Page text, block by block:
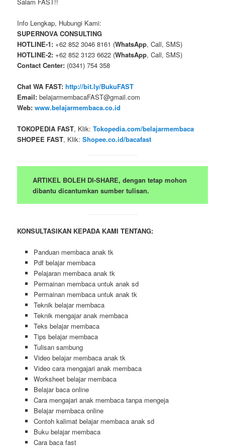
Info Lengkap, Hubungi Kami:
SUPERNOVA CONSULTING
HOTLINE-1: +62 852 3046 8161 (WhatsApp, Call, SMS)
HOTLINE-2: +62 852 3123 6622 (WhatsApp, Call, SMS)
Contact Center: (0341) 754 358
Chat WA FAST: http://bit.ly/BukuFAST
Email: belajarmembacaFAST@gmail.com
Web: www.belajarmembaca.co.id
TOKOPEDIA FAST, Klik:Tokopedia.com/belajarmembaca
SHOPEE FAST, Klik:Shopee.co.id/bacafast
ARTIKEL BOLEH DI-SHARE, dengan tetap mohon
dibantu dicantumkan sumber tulisan.
KONSULTASIKAN KEPADA KAMI TENTANG:
Panduan membaca anak tk
Pdf belajar membaca
Pelajaran membaca anak tk
Permainan membaca untuk anak sd
Permainan membaca untuk anak tk
Teknik belajar membaca
Teknik mengajar anak membaca
Teks belajar membaca
Tips belajar membaca
Tulisan sambung
Video belajar membaca anak tk
Video cara mengajari anak membaca
Worksheet belajar membaca
Belajar baca online
Cara mengajari anak membaca tanpa mengeja
Belajar membaca online
Contoh kalimat belajar membaca anak sd
Buku belajar membaca
Cara baca fast